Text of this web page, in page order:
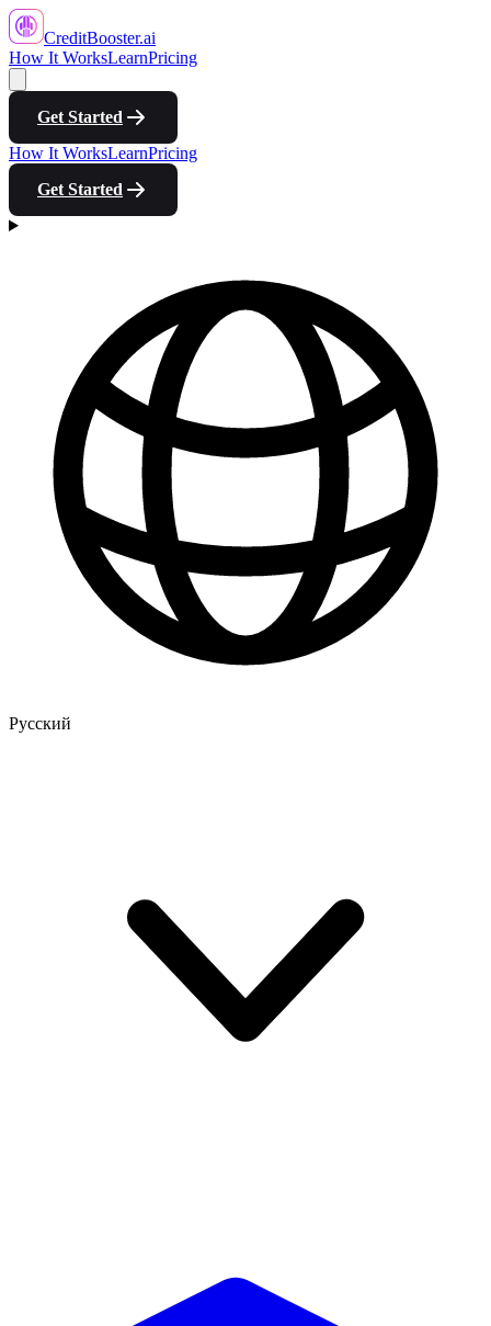
CreditBooster.ai
How It WorksLearnPricing
Get Started
How It WorksLearnPricing
Get Started
Русский